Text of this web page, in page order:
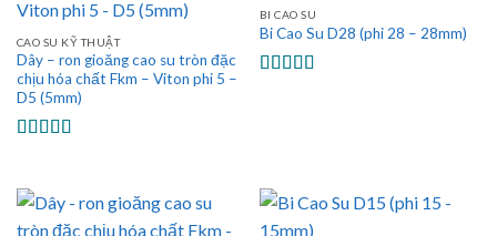
CAO SU KỸ THUẬT
Dây – ron gioăng cao su tròn đặc
chịu hóa chất Fkm – Viton phi 5 –
D5 (5mm)
sao
BI CAO SU
Bi Cao Su D28 (phi 28 – 28mm)